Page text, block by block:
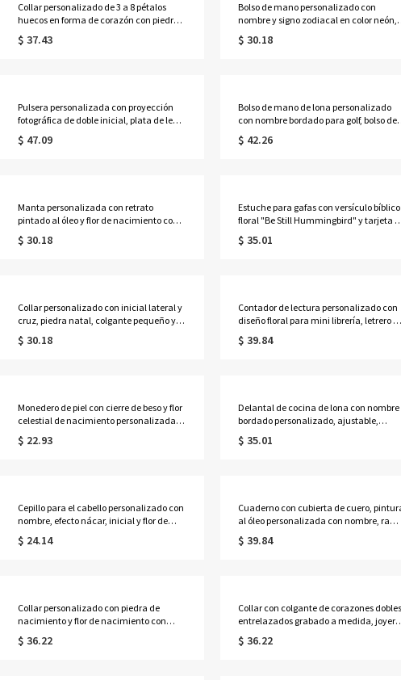
Collar personalizado de 3 a 8 pétalos
huecos en forma de corazón con piedras
de nacimiento y nombres, delicada
joyería floral familiar, regalo de
$ 37.43
Bolso de mano personalizado con
nombre y signo zodiacal en color neón,
bolso de playa de PVC transparente con
asas de cuerda, regalo de
$ 30.18
Pulsera personalizada con proyección
fotográfica de doble inicial, plata de ley
925, delicada pulsera con imagen oculta
en el interior, joyería apilable
$ 47.09
Bolso de mano de lona personalizado
con nombre bordado para golf, bolso de
mano para mujer con ribete en
contraste, bolso de estilo preppy para
$ 42.26
Manta personalizada con retrato
pintado al óleo y flor de nacimiento con
nombre, manta de franela/sherpa para
cama o sofá, decoración del hogar,
$ 30.18
Estuche para gafas con versículo bíblico
floral "Be Still Hummingbird" y tarjeta
felicitación, bolsa de almacenamiento
portátil de tela acolchada para gafas de
$ 35.01
Collar personalizado con inicial lateral y
cruz, piedra natal, colgante pequeño y
delicado de plata de ley 925, joyería
religiosa, regalo de cumpleaños para
$ 30.18
Contador de lectura personalizado con
diseño floral para mini librería, letrero de
madera en miniatura para contar el
objetivo de lectura anual, regalo para
$ 39.84
Monedero de piel con cierre de beso y flor
celestial de nacimiento personalizada,
cartera de viaje para mujer, regalo de
cumpleaños/boda para
$ 22.93
Delantal de cocina de lona con nombre
bordado personalizado, ajustable,
impermeable, con múltiples bolsillos y
resistente, ideal para hornear y cocinar.
$ 35.01
Cepillo para el cabello personalizado con
nombre, efecto nácar, inicial y flor de
nacimiento, cepillo acolchado
desenredante para mujer, regalo de
$ 24.14
Cuaderno con cubierta de cuero,
al óleo personalizada con nombre, ramo
de flores de nacimiento, diario de dibujo
y pintura con portalápices incorporado,
$ 39.84
Collar personalizado con piedra de
nacimiento y flor de nacimiento con
nombre en horizontal, joyería delicada
de plata de ley 925, regalo de
$ 36.22
Collar con colgante de corazones dobles
entrelazados grabado a medida,
delicada de plata de ley 925, regalo de
cumpleaños/aniversario/Día de la
$ 36.22